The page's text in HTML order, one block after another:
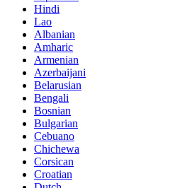
Hindi
Lao
Albanian
Amharic
Armenian
Azerbaijani
Belarusian
Bengali
Bosnian
Bulgarian
Cebuano
Chichewa
Corsican
Croatian